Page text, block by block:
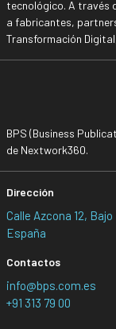
tecnológico. A través
a fabricantes,
Transformación
BPS (Business
de Nextwork360.
Dirección
Calle Azcona 12,
España
Contactos
info@bps.com.es
+91 313 79 00